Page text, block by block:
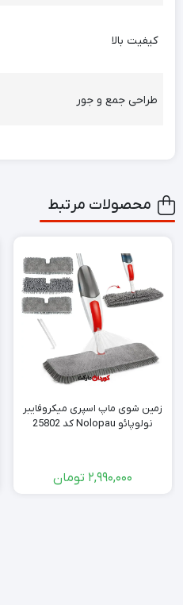
کیفیت بالا
طراحی جمع و جور
محصولات مرتبط
زمین شوی ماپ اسپری میکروفایبر
نولوپائو Nolopau کد 25802
2,990,000 تومان